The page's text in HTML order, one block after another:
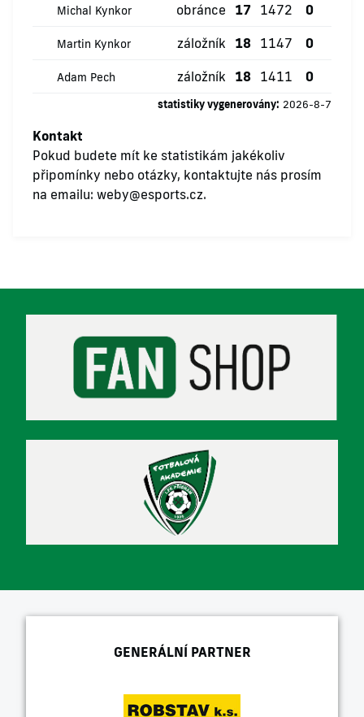
Michal Kynkor obránce 17 1472 0
Martin Kynkor záložník 18 1147 0
Adam Pech záložník 18 1411 0
statistiky vygenerovány: 2026-8-7
Kontakt
Pokud budete mít ke statistikám jakékoliv
připomínky nebo otázky, kontaktujte nás prosím
na emailu: weby@esports.cz.
GENERÁLNÍ PARTNER